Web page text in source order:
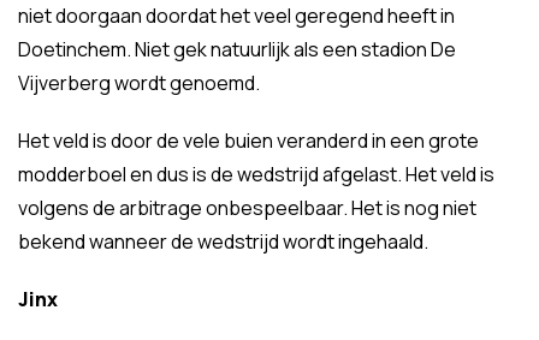
niet doorgaan doordat het veel geregend heeft in
Doetinchem. Niet gek natuurlijk als een stadion De
Vijverberg wordt genoemd.
Het veld is door de vele buien veranderd in een grote
modderboel en dus is de wedstrijd afgelast. Het veld is
volgens de arbitrage onbespeelbaar. Het is nog niet
bekend wanneer de wedstrijd wordt ingehaald.
Jinx